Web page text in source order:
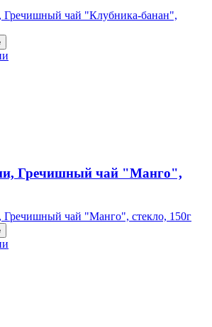
Гречишный чай "Манго",